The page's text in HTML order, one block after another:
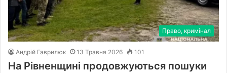
Право, кримінал
Андрій Гаврилюк 13 Травня 2026 101
На Рівненщині продовжуються пошуки